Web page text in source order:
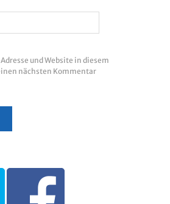
und Website in diesem
nächsten Kommentar